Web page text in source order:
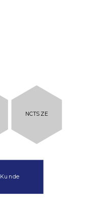
NCTS ZE
Kunde